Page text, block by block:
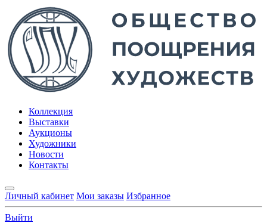
Коллекция
Выставки
Аукционы
Художники
Новости
Контакты
Личный кабинет Мои заказы Избранное
Выйти